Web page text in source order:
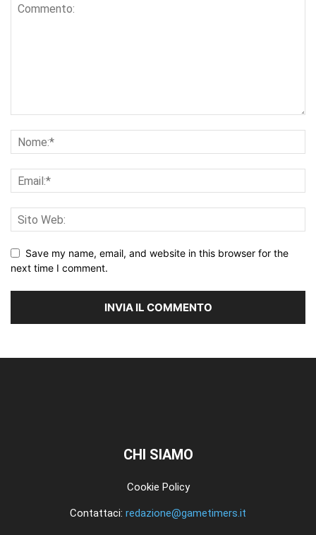
Save my name, email, and website in this browser for the
next time I comment.
CHI SIAMO
Cookie Policy
Contattaci: redazione@gametimers.it